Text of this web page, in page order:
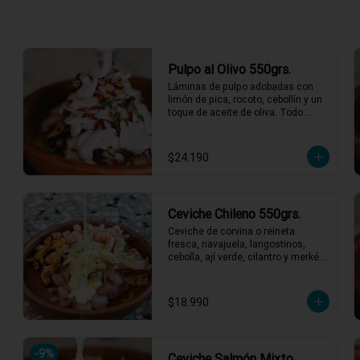
Pulpo al Olivo 550grs.
Láminas de pulpo adobadas con
limón de pica, rocoto, cebollín y un
toque de aceite de oliva. Todo
nivel. ¡Perfecto para quienes
buscan algo especial y lleno de
*El peso neto corresponde al
producto en su presentación
completa, salsas o
acompañamientos incluidos.
$24.190
Ceviche Chileno 550grs.
Ceviche de corvina o reineta
fresca, navajuela, langostinos,
cebolla, ají verde, cilantro y merkén
obvio si es chileno es weno!!
$18.990
-9%